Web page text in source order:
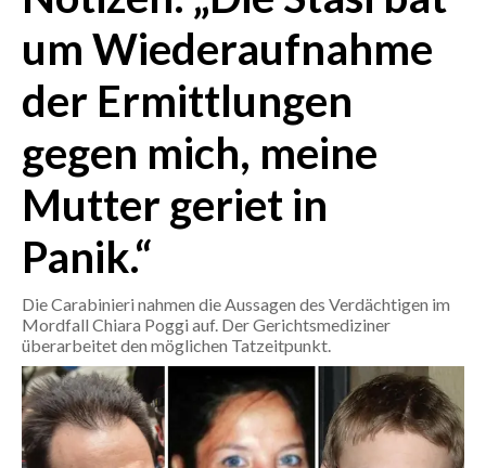
CRONACA
ITALIA
MONDO
POLITICA
ECONOMIA
SERVIZI ALLE IMPRESE
LAVORO
BANDI
SPORT IN SARDEGNA
SPORT
um Wiederaufnahme
der Ermittlungen
gegen mich, meine
Mutter geriet in
Panik.“
Die Carabinieri nahmen die Aussagen des Verdächtigen im
Mordfall Chiara Poggi auf. Der Gerichtsmediziner
überarbeitet den möglichen Tatzeitpunkt.